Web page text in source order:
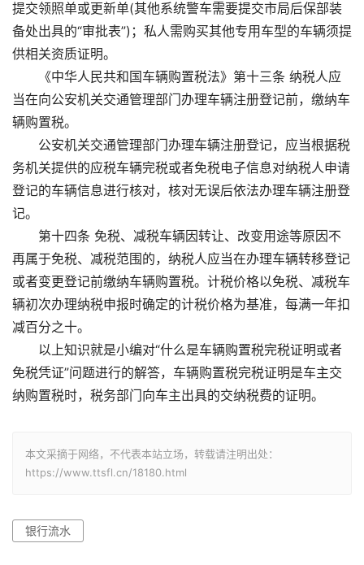
提交领照单或更新单(其他系统警车需要提交市局后保部装
备处出具的“审批表”)；私人需购买其他专用车型的车辆须提
供相关资质证明。
《中华人民共和国车辆购置税法》第十三条 纳税人应
当在向公安机关交通管理部门办理车辆注册登记前，缴纳车
辆购置税。
公安机关交通管理部门办理车辆注册登记，应当根据税
务机关提供的应税车辆完税或者免税电子信息对纳税人申请
登记的车辆信息进行核对，核对无误后依法办理车辆注册登
记。
第十四条 免税、减税车辆因转让、改变用途等原因不
再属于免税、减税范围的，纳税人应当在办理车辆转移登记
或者变更登记前缴纳车辆购置税。计税价格以免税、减税车
辆初次办理纳税申报时确定的计税价格为基准，每满一年扣
减百分之十。
以上知识就是小编对“什么是车辆购置税完税证明或者
免税凭证”问题进行的解答，车辆购置税完税证明是车主交
纳购置税时，税务部门向车主出具的交纳税费的证明。
本文采摘于网络，不代表本站立场，转载请注明出处：
https://www.ttsfl.cn/18180.html
银行流水